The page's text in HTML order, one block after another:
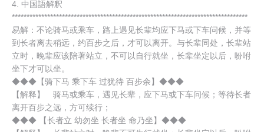
4. 中国語解釈
********************************************************************************
易解：不论骑马或乘车，路上遇见长辈均应下马或下车问候，并等
到长者离去稍远，约百步之后，才可以离开。与长辈同处，长辈站
立时，晚辈应该陪著站立，不可以自行就坐，长辈坐定以后，吩咐
坐下才可以坐。
◆◆◆【骑下马 乘下车 过犹待 百步余】◆◆◆
【解释】 骑马或乘车，遇见长辈，应下马或下车问候；等待长者
离开百步之远，方可续行；
◆◆◆ 【长者立 幼勿坐 长者坐 命乃坐】◆◆◆